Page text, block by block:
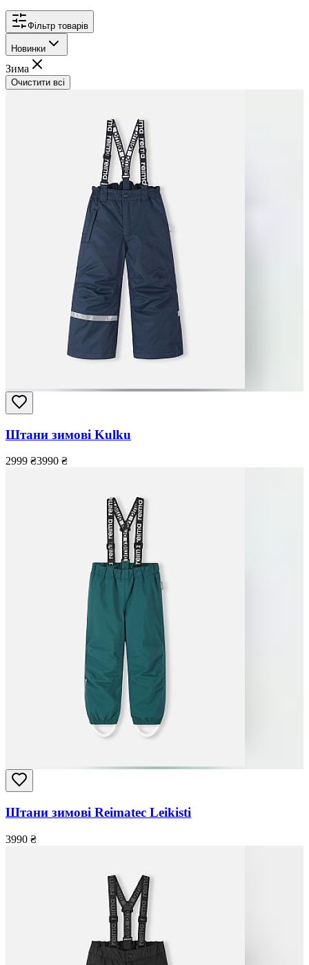
Фільтр товарів
Новинки
Зима
Очистити всі
Штани зимові Kulku
2999 ₴3990 ₴
Штани зимові Reimatec Leikisti
3990 ₴